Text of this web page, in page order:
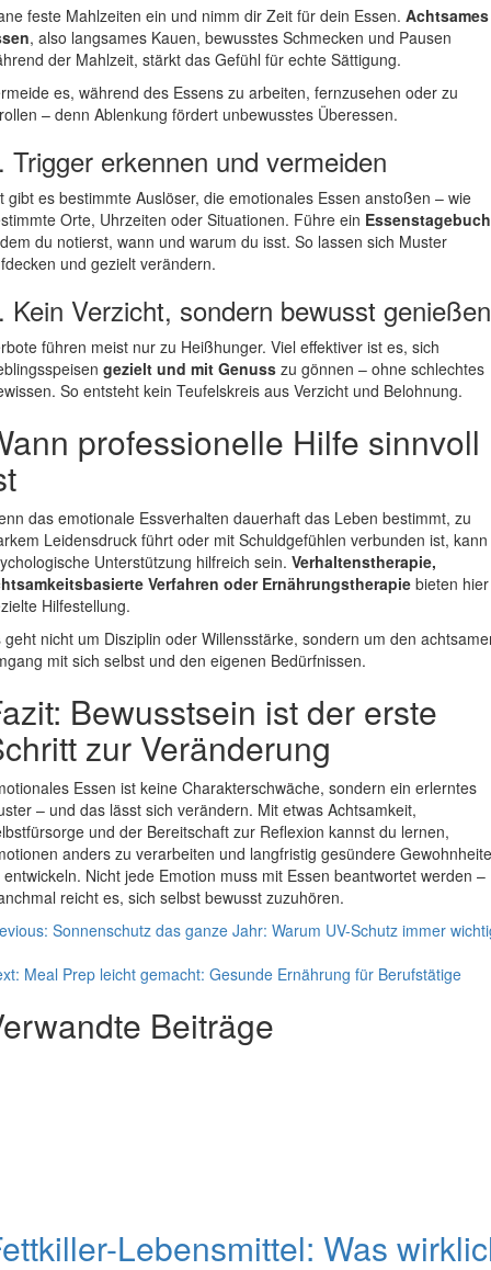
feste Mahlzeiten ein und nimm dir Zeit für dein Essen. Achtsames
, also langsames Kauen, bewusstes Schmecken und Pausen
der Mahlzeit, stärkt das Gefühl für echte Sättigung.
es, während des Essens zu arbeiten, fernzusehen oder zu
– denn Ablenkung fördert unbewusstes Überessen.
Trigger erkennen und vermeiden
gibt es bestimmte Auslöser, die emotionales Essen anstoßen – wie
Orte, Uhrzeiten oder Situationen. Führe ein Essenstagebuch
du notierst, wann und warum du isst. So lassen sich Muster
und gezielt verändern.
Kein Verzicht, sondern bewusst genießen
führen meist nur zu Heißhunger. Viel effektiver ist es, sich
gezielt und mit Genuss zu gönnen – ohne schlechtes
So entsteht kein Teufelskreis aus Verzicht und Belohnung.
professionelle Hilfe sinnvoll
das emotionale Essverhalten dauerhaft das Leben bestimmt, zu
Leidensdruck führt oder mit Schuldgefühlen verbunden ist, kann
Unterstützung hilfreich sein. Verhaltenstherapie,
Verfahren oder Ernährungstherapie bieten hier
Hilfestellung.
geht nicht um Disziplin oder Willensstärke, sondern um den
mit sich selbst und den eigenen Bedürfnissen.
Bewusstsein ist der erste
zur Veränderung
Essen ist keine Charakterschwäche, sondern ein erlerntes
– und das lässt sich verändern. Mit etwas Achtsamkeit,
und der Bereitschaft zur Reflexion kannst du lernen,
anders zu verarbeiten und langfristig gesündere
entwickeln. Nicht jede Emotion muss mit Essen beantwortet werden –
reicht es, sich selbst bewusst zuzuhören.
Sonnenschutz das ganze Jahr: Warum UV-Schutz immer
Meal Prep leicht gemacht: Gesunde Ernährung für Berufstätige
Beiträge
Lebensmittel: Was